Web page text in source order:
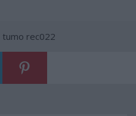
tumo rec022